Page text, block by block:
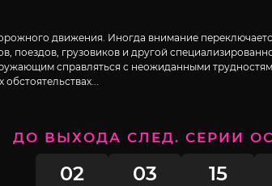
движения. Иногда внимание
поездов, грузовиков и другой
справляться с неожиданными
ДО ВЫХОДА СЛЕД. СЕРИИ
02 03 15